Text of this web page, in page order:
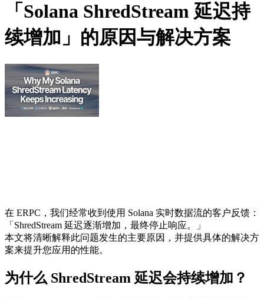
「Solana ShredStream 延迟持
续增加」的原因与解决方案
在 ERPC，我们经常收到使用 Solana 实时数据流的客户反馈：
「ShredStream 延迟逐渐增加，最终停止响应。」
本文将清晰解释此问题发生的主要原因，并提供具体的解决方
案来提升您应用的性能。
为什么 ShredStream 延迟会持续增加？